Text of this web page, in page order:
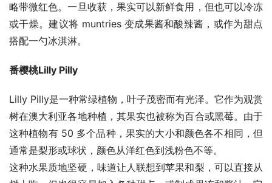
略带微红色。一旦收获，果实可以新鲜食用，但也可以冷冻
或干燥。建议将 muntries 变成果酱和酸辣酱，或作为甜点
搭配一勺冰淇淋。
番樱桃Lilly Pilly
Lilly Pilly是一种常绿植物，叶子茂密而有光泽。它作为观赏
树在澳大利亚各地种植，其果实也被称为百合或黑莓。由于
这种植物有 50 多个品种，果实的大小和颜色各不相同，但
通常是梨形或球状，颜色从洋红色到浅粉色不等。
这种水果质地坚硬，味道让人联想到苹果和梨，可以直接从